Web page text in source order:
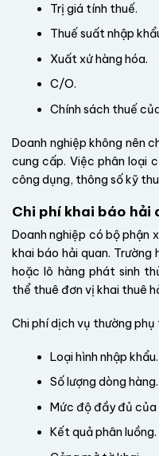
Trị giá tính thuế.
Thuế suất nhập
Xuất xứ hàng hóa.
C/O.
Chính sách thuế
Doanh nghiệp không nên
cung cấp. Việc phân loại
công dụng, thông số kỹ
Chi phí khai báo hải
Doanh nghiệp có bộ phận
khai báo hải quan.
hoặc lô hàng phát sinh
thể thuê đơn vị khai thuê
Chi phí dịch vụ thường phụ
Loại hình nhập khẩu.
Số lượng dòng hàng.
Mức độ đầy đủ của
Kết quả phân luồng.